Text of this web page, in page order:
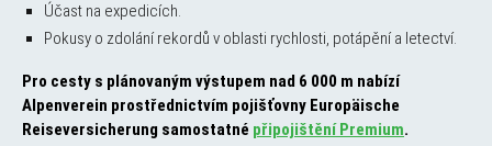
Účast na expedicích.
Pokusy o zdolání rekordů v oblasti rychlosti, potápění a letectví.
Pro cesty s plánovaným výstupem nad 6 000 m nabízí
Alpenverein prostřednictvím pojišťovny Europäische
Reiseversicherung samostatné připojištění Premium.